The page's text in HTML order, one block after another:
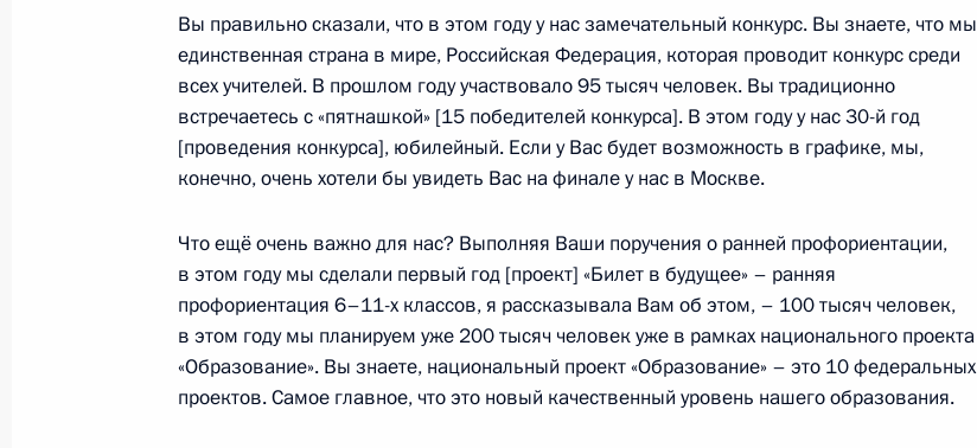
науки
17 октября 2016 года, 18:40
Подписан Указ «О Министре образования и науки Российской
19 августа 2016 года, 15:15
Вы правильно сказали, что в этом году у нас замечательный конкурс. Вы знаете, что мы
единственная страна в мире, Российская Федерация, которая проводит конкурс среди
всех учителей. В прошлом году участвовало 95 тысяч человек. Вы традиционно
встречаетесь с «пятнашкой» [15 победителей конкурса]. В этом году у нас 30-й год
[проведения конкурса], юбилейный. Если у Вас будет возможность в графике, мы,
конечно, очень хотели бы увидеть Вас на финале у нас в Москве.
Что ещё очень важно для нас? Выполняя Ваши поручения о ранней профориентации,
в этом году мы сделали первый год [проект] «Билет в будущее» – ранняя
профориентация 6–11-х классов, я рассказывала Вам об этом, – 100 тысяч человек,
в этом году мы планируем уже 200 тысяч человек уже в рамках национального проекта
«Образование». Вы знаете, национальный проект «Образование» – это 10 федеральных
проектов. Самое главное, что это новый качественный уровень нашего образования.